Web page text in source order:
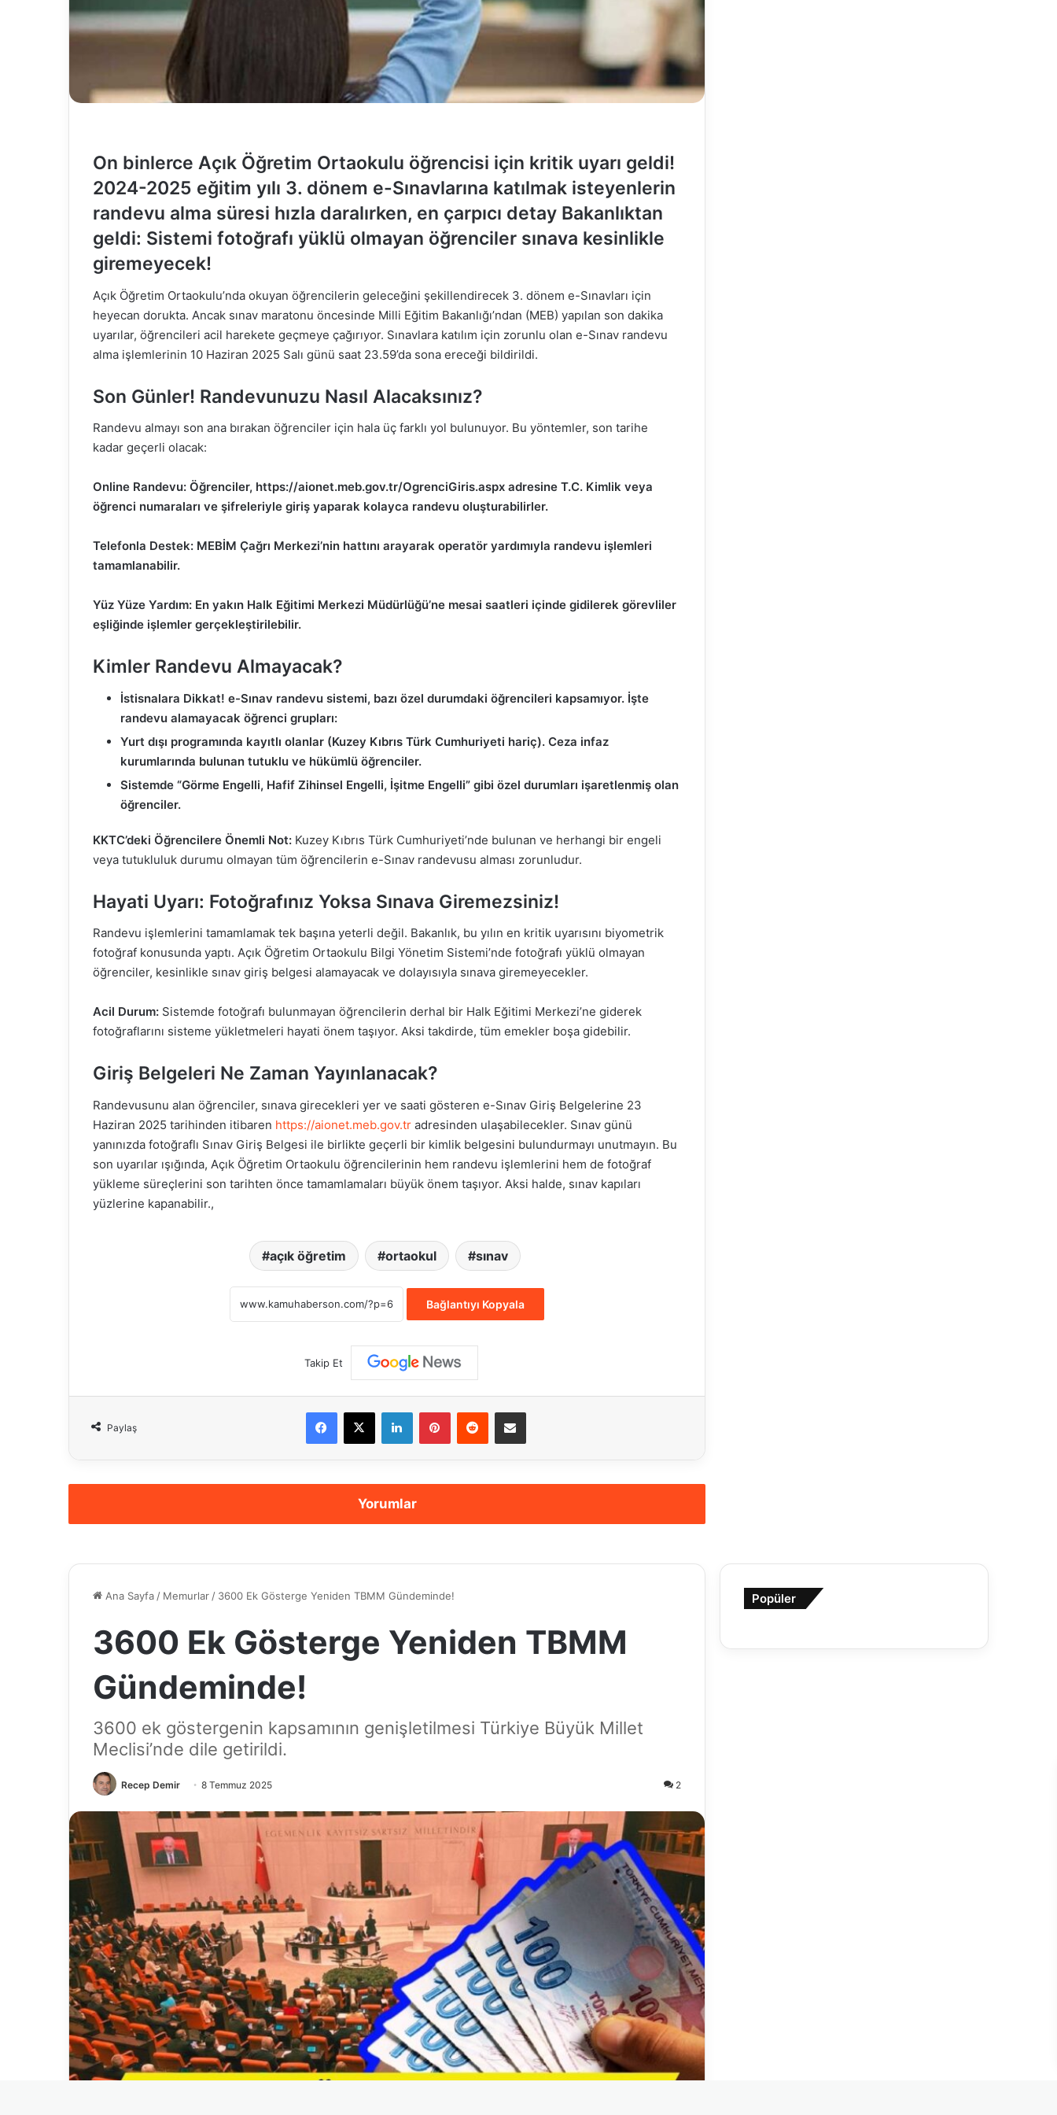
On binlerce Açık Öğretim Ortaokulu öğrencisi için kritik uyarı geldi!
2024-2025 eğitim yılı 3. dönem e-Sınavlarına katılmak isteyenlerin
randevu alma süresi hızla daralırken, en çarpıcı detay Bakanlıktan
geldi: Sistemi fotoğrafı yüklü olmayan öğrenciler sınava kesinlikle
giremeyecek!
Açık Öğretim Ortaokulu’nda okuyan öğrencilerin geleceğini şekillendirecek 3. dönem e-Sınavları için
heyecan dorukta. Ancak sınav maratonu öncesinde Milli Eğitim Bakanlığı’ndan (MEB) yapılan son dakika
uyarılar, öğrencileri acil harekete geçmeye çağırıyor. Sınavlara katılım için zorunlu olan e-Sınav randevu
alma işlemlerinin 10 Haziran 2025 Salı günü saat 23.59’da sona ereceği bildirildi.
Son Günler! Randevunuzu Nasıl Alacaksınız?
Randevu almayı son ana bırakan öğrenciler için hala üç farklı yol bulunuyor. Bu yöntemler, son tarihe
kadar geçerli olacak:
Online Randevu: Öğrenciler, https://aionet.meb.gov.tr/OgrenciGiris.aspx adresine T.C. Kimlik veya
öğrenci numaraları ve şifreleriyle giriş yaparak kolayca randevu oluşturabilirler.
Telefonla Destek: MEBİM Çağrı Merkezi’nin hattını arayarak operatör yardımıyla randevu işlemleri
tamamlanabilir.
Yüz Yüze Yardım: En yakın Halk Eğitimi Merkezi Müdürlüğü’ne mesai saatleri içinde gidilerek görevliler
eşliğinde işlemler gerçekleştirilebilir.
Kimler Randevu Almayacak?
İstisnalara Dikkat! e-Sınav randevu sistemi, bazı özel durumdaki öğrencileri kapsamıyor. İşte
randevu alamayacak öğrenci grupları:
Yurt dışı programında kayıtlı olanlar (Kuzey Kıbrıs Türk Cumhuriyeti hariç). Ceza infaz
kurumlarında bulunan tutuklu ve hükümlü öğrenciler.
Sistemde “Görme Engelli, Hafif Zihinsel Engelli, İşitme Engelli” gibi özel durumları işaretlenmiş olan
öğrenciler.
KKTC’deki Öğrencilere Önemli Not: Kuzey Kıbrıs Türk Cumhuriyeti’nde bulunan ve herhangi bir engeli
veya tutukluluk durumu olmayan tüm öğrencilerin e-Sınav randevusu alması zorunludur.
Hayati Uyarı: Fotoğrafınız Yoksa Sınava Giremezsiniz!
Randevu işlemlerini tamamlamak tek başına yeterli değil. Bakanlık, bu yılın en kritik uyarısını biyometrik
fotoğraf konusunda yaptı. Açık Öğretim Ortaokulu Bilgi Yönetim Sistemi’nde fotoğrafı yüklü olmayan
öğrenciler, kesinlikle sınav giriş belgesi alamayacak ve dolayısıyla sınava giremeyecekler.
Acil Durum: Sistemde fotoğrafı bulunmayan öğrencilerin derhal bir Halk Eğitimi Merkezi’ne giderek
fotoğraflarını sisteme yükletmeleri hayati önem taşıyor. Aksi takdirde, tüm emekler boşa gidebilir.
Giriş Belgeleri Ne Zaman Yayınlanacak?
Randevusunu alan öğrenciler, sınava girecekleri yer ve saati gösteren e-Sınav Giriş Belgelerine 23
Haziran 2025 tarihinden itibaren https://aionet.meb.gov.tr adresinden ulaşabilecekler. Sınav günü
yanınızda fotoğraflı Sınav Giriş Belgesi ile birlikte geçerli bir kimlik belgesini bulundurmayı unutmayın. Bu
son uyarılar ışığında, Açık Öğretim Ortaokulu öğrencilerinin hem randevu işlemlerini hem de fotoğraf
yükleme süreçlerini son tarihten önce tamamlamaları büyük önem taşıyor. Aksi halde, sınav kapıları
yüzlerine kapanabilir.,
açık öğretim ortaokul sınav
Bağlantıyı Kopyala
Takip Et
Paylaş
Facebook
X LinkedInPinterestReddit E-Posta ile paylaş
Yorumlar